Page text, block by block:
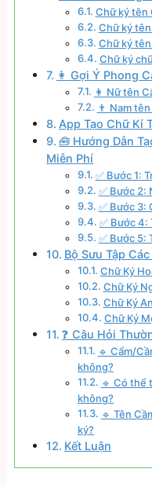
Chữ ký tên
Chữ ký
Chữ ký
Chữ ký
👩 Gợi Ý Phong
👩 Nữ tên
👨 Nam
App Tạo Chữ Kí
🧰 Hướng Dẫn
Miễn Phí
✅ Bước 1:
✅ Bước 2:
✅ Bước 3:
✅ Bước
✅ Bước 5:
Bộ Sưu Tập
Chữ Ký
Chữ Ký
Chữ Ký
Chữ Ký
❓ Câu Hỏi
🔹 Cẩm/
không?
🔹 Có thể
không?
🔹 Tên
ký?
Kết Luận